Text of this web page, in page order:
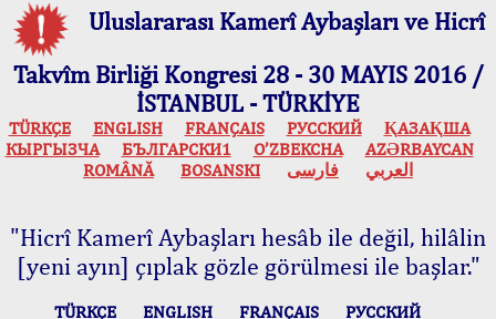
Uluslararası Kamerî Aybaşları ve Hicrî
Takvîm Birliği Kongresi 28 - 30 MAYIS 2016 /
İSTANBUL - TÜRKİYE
TÜRKÇE ENGLISH FRANÇAIS РУССКИЙ
ҚАЗАҚША
КЫPГЫЗЧA
БЪЛГАРСКИ1 O’ZBEKCHA
AZӘRBAYCAN
ROMÂNĂ
BOSANSKI العربي فارسی
"Hicrî Kamerî Aybaşları hesâb ile değil, hilâlin
[yeni ayın] çıplak gözle görülmesi ile başlar."
TÜRKÇE ENGLISH FRANÇAIS РУССКИЙ